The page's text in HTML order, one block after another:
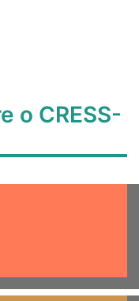
o CRESS-